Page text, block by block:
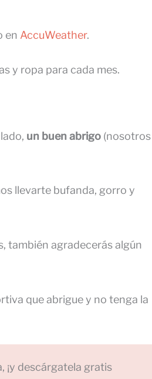
en AccuWeather.
y ropa para cada mes.
un buen abrigo (nosotros
llevarte bufanda, gorro y
también agradecerás algún
que abrigue y no tenga la
¡y descárgatela gratis